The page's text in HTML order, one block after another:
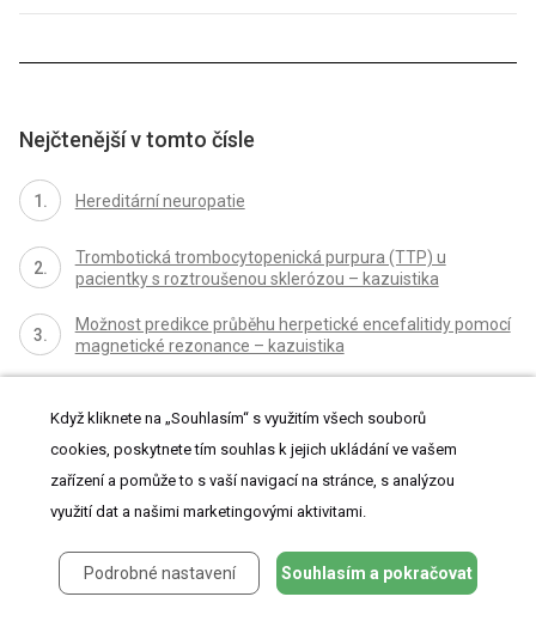
Nejčtenější v tomto čísle
Hereditární neuropatie
Trombotická trombocytopenická purpura (TTP) u
pacientky s roztroušenou sklerózou – kazuistika
Možnost predikce průběhu herpetické encefalitidy pomocí
magnetické rezonance – kazuistika
Přehled problematiky
Když kliknete na „Souhlasím“ s využitím všech souborů
cookies, poskytnete tím souhlas k jejich ukládání ve vašem
zařízení a pomůže to s vaší navigací na stránce, s analýzou
využití dat a našimi marketingovými aktivitami.
Podrobné nastavení Souhlasím a pokračovat